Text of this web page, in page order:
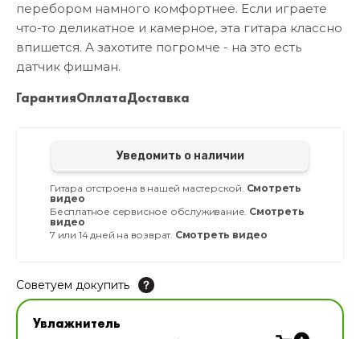
перебором намного комфортнее. Если играете
что-то деликатное и камерное, эта гитара классно
впишется. А захотите погромче - на это есть
датчик фишман.
ГарантияОплатаДоставка
Уведомить о наличии
Гитара отстроена в нашей мастерской. Смотреть
видео
Бесплатное сервисное обслуживание. Смотреть
видео
7 или 14 дней на возврат. Смотреть видео
Советуем докупить
Увлажнитель для музыкальных инструментов
В наличии
Увлажнитель